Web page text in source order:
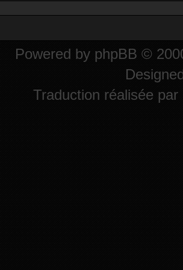
Powered by phpBB ©
Traduction réalisée par